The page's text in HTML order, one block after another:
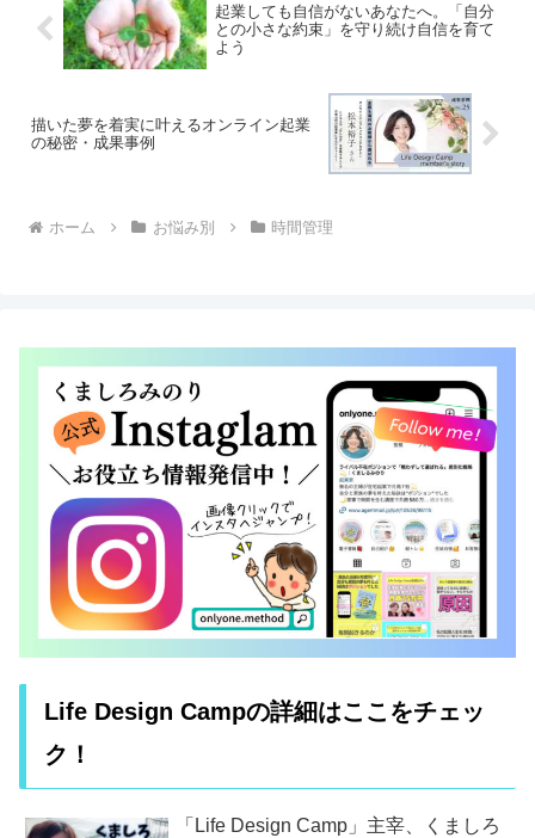
起業しても自信がないあなたへ。「自分
との小さな約束」を守り続け自信を育て
よう
描いた夢を着実に叶えるオンライン起業
の秘密・成果事例
ホーム お悩み別 時間管理
Life Design Campの詳細はここをチェッ
ク！
「Life Design Camp」主宰、くましろ